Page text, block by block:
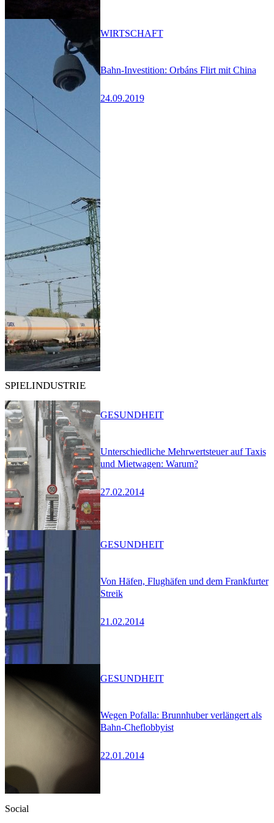
Bahn-Investition: Orbáns Flirt mit China
24.09.2019
WIRTSCHAFT
SPIELINDUSTRIE
Unterschiedliche Mehrwertsteuer auf Taxis
und Mietwagen: Warum?
27.02.2014
GESUNDHEIT
Von Häfen, Flughäfen und dem Frankfurter
Streik
21.02.2014
GESUNDHEIT
Wegen Pofalla: Brunnhuber verlängert als
Bahn-Cheflobbyist
22.01.2014
GESUNDHEIT
Social